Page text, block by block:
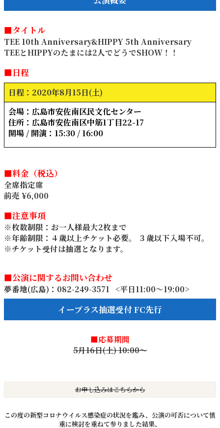
■タイトル
TEE 10th Anniversary&HIPPY 5th Anniversary
TEEとHIPPYのたまには2人でどうでSHOW！！
■日程
日程：2020年8月15日(土)
会場：広島市安佐南区民文化センター
住所：広島市安佐南区中筋1丁目22-17
開場 / 開演：15:30 / 16:00
■料金（税込）
全席指定席
前売 ¥6,000
■注意事項
※枚数制限：お一人様最大2枚まで
※年齢制限：４歳以上チケット必要。 ３歳以下入場不可。
※チケット受付は抽選となります。
■公演に関するお問い合わせ
夢番地(広島)：082-249-3571 <平日11:00〜19:00>
イープラス抽選受付 FC先行
■応募期間
5月16日(土) 10:00～
お申し込みはこちらから
この度の新型コロナウイルス感染症の状況を鑑み、公演の可否について慎
重に検討を重ねて参りました結果、